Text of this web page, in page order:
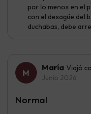
por lo menos en el
con el desagüe del
duchabas, debe
María Viajó
Junio 2026
Normal